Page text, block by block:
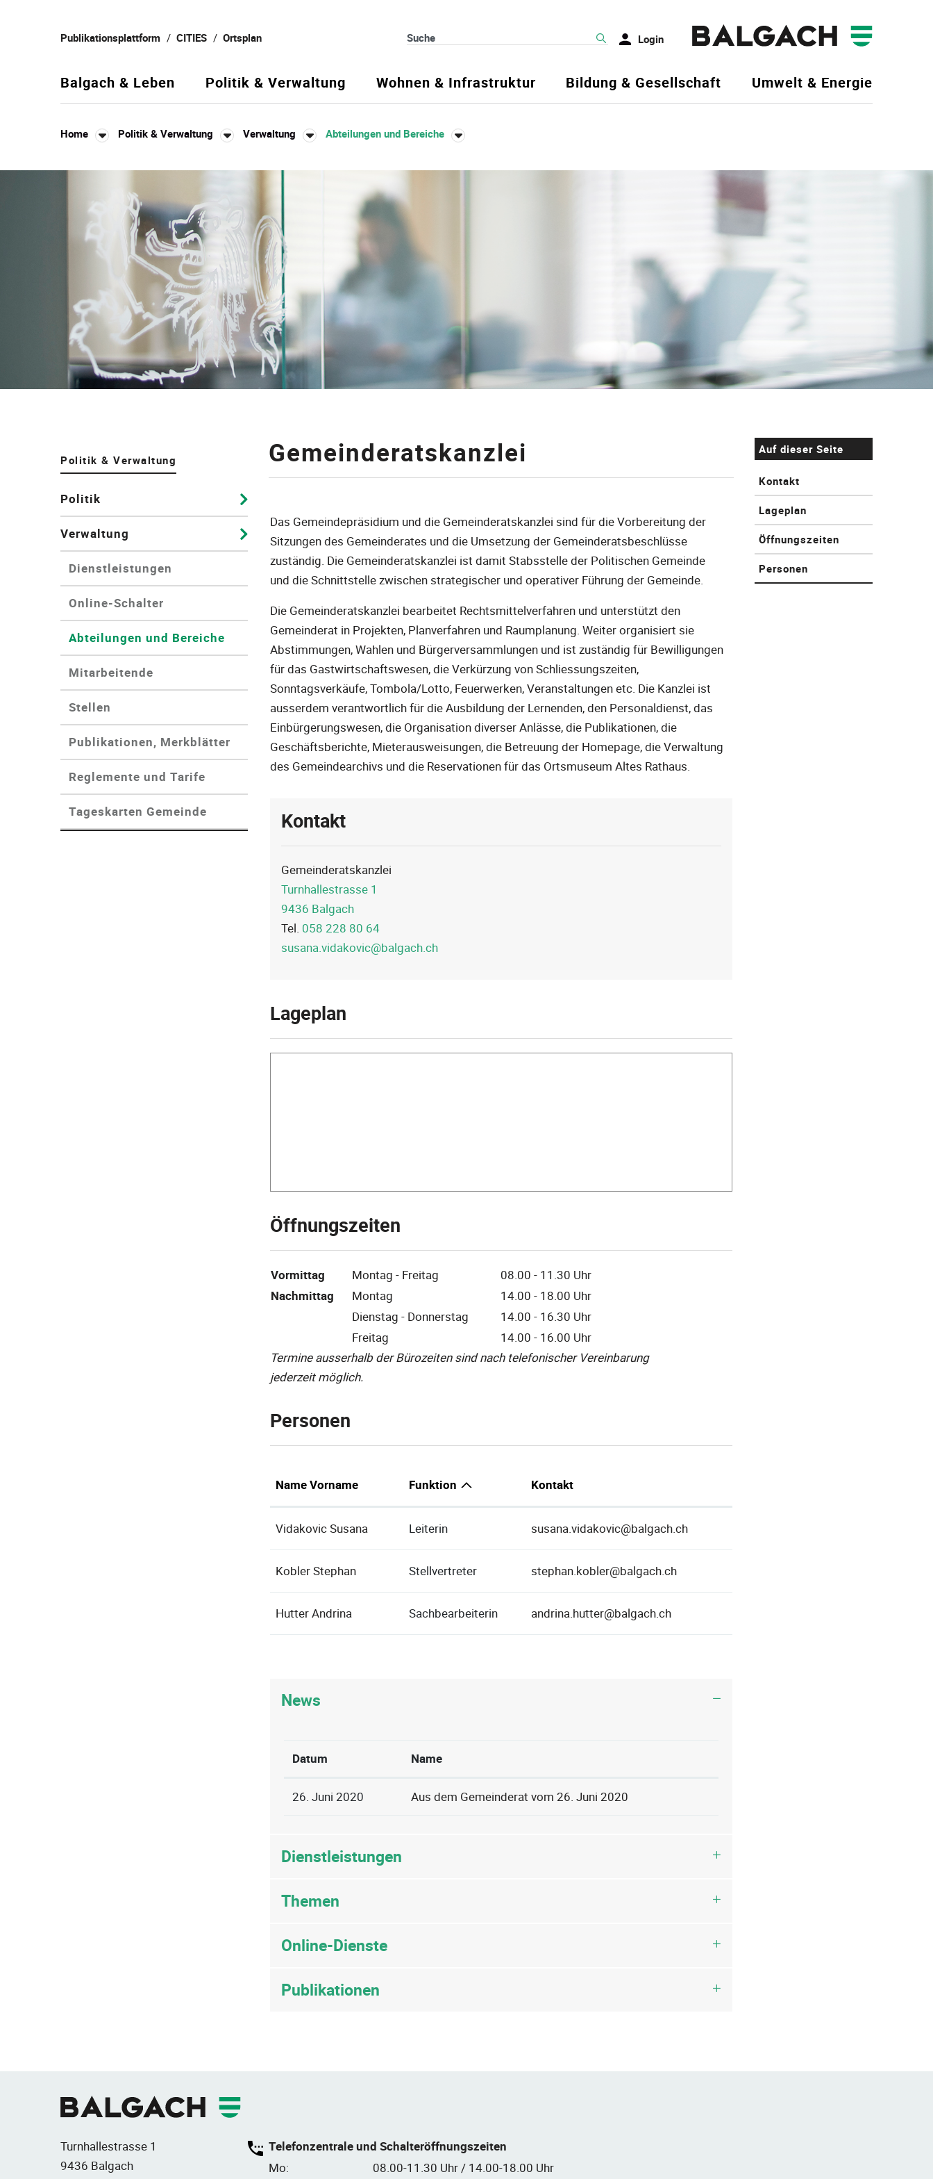
KopfzeilePublikationsplattform CITIES Ortsplan Suche Login
Balgach & Leben Politik & Verwaltung Wohnen & Infrastruktur Bildung & Gesellschaft Umwelt & Energie
Home Politik & Verwaltung Verwaltung Abteilungen und Bereiche
Politik & Verwaltung
Politik
Verwaltung
Dienstleistungen
Online-Schalter
Abteilungen und Bereiche (ausgewählt)
Mitarbeitende
Stellen
Publikationen, Merkblätter
Reglemente und Tarife
Tageskarten Gemeinde
Gemeinderatskanzlei
Das Gemeindepräsidium und die Gemeinderatskanzlei sind für die Vorbereitung der
Sitzungen des Gemeinderates und die Umsetzung der Gemeinderatsbeschlüsse
zuständig. Die Gemeinderatskanzlei ist damit Stabsstelle der Politischen Gemeinde
und die Schnittstelle zwischen strategischer und operativer Führung der Gemeinde.
Die Gemeinderatskanzlei bearbeitet Rechtsmittelverfahren und unterstützt den
Gemeinderat in Projekten, Planverfahren und Raumplanung. Weiter organisiert sie
Abstimmungen, Wahlen und Bürgerversammlungen und ist zuständig für Bewilligungen
für das Gastwirtschaftswesen, die Verkürzung von Schliessungszeiten,
Sonntagsverkäufe, Tombola/Lotto, Feuerwerken, Veranstaltungen etc. Die Kanzlei ist
ausserdem verantwortlich für die Ausbildung der Lernenden, den Personaldienst, das
Einbürgerungswesen, die Organisation diverser Anlässe, die Publikationen, die
Geschäftsberichte, Mieterausweisungen, die Betreuung der Homepage, die Verwaltung
des Gemeindearchivs und die Reservationen für das Ortsmuseum Altes Rathaus.
Kontakt
Gemeinderatskanzlei
Turnhallestrasse 1
9436 Balgach
Tel. 058 228 80 64
susana.vidakovic@balgach.ch
Lageplan
Öffnungszeiten
Vormittag Montag - Freitag
08.00 - 11.30 Uhr
Nachmittag
Montag
14.00 - 18.00 Uhr
Dienstag - Donnerstag
14.00 - 16.30 Uhr
Freitag
14.00 - 16.00 Uhr
Termine ausserhalb der Bürozeiten sind nach telefonischer Vereinbarung
jederzeit möglich.
Personen
Name Vorname Funktion Kontakt
Vidakovic Susana Leiterin susana.vidakovic@balgach.ch
Kobler Stephan Stellvertreter stephan.kobler@balgach.ch
Hutter Andrina Sachbearbeiterin andrina.hutter@balgach.ch
Zugehörige Objekte
News
Datum Name
26. Juni 2020 Aus dem Gemeinderat vom 26. Juni 2020
Dienstleistungen
Themen
Online-Dienste
Publikationen
Auf dieser Seite
Kontakt
Lageplan
Öffnungszeiten
Personen
Turnhallestrasse 1
9436 Balgach
Telefonzentrale und Schalteröffnungszeiten
Mo:
08.00-11.30 Uhr / 14.00-18.00 Uhr